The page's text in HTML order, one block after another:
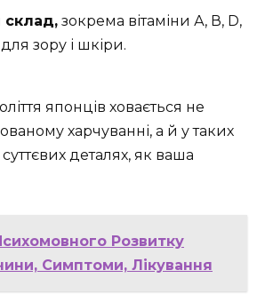
склад, зокрема вітаміни А, В, D,
зору і шкіри.
японців ховається не
харчуванні, а й у таких
деталях, як ваша
Розвитку
Симптоми, Лікування